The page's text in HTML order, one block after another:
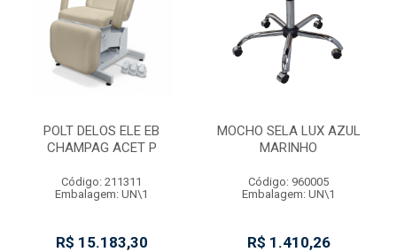
POLT DELOS ELE EB
CHAMPAG ACET P
Código: 211311
Embalagem: UN\1
R$ 15.183,30
MOCHO SELA LUX AZUL
MARINHO
Código: 960005
Embalagem: UN\1
R$ 1.410,26